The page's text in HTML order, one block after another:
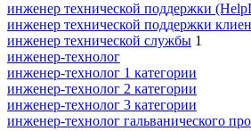
инженер технической поддержки
инженер технической поддержки
инженер технической службы 1
инженер-технолог
инженер-технолог 1 категории
инженер-технолог 2 категории
инженер-технолог 3 категории
инженер-технолог гальванического